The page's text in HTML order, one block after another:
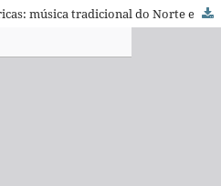
Missão de pesquisas folclóricas: música tradicional do Norte e Nordeste, 1938